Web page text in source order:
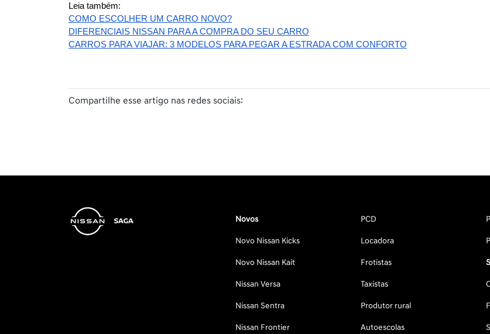
Leia também:
COMO ESCOLHER UM CARRO NOVO?
DIFERENCIAIS NISSAN PARA A COMPRA DO SEU CARRO
CARROS PARA VIAJAR: 3 MODELOS PARA PEGAR A ESTRADA COM CONFORTO
Compartilhe esse artigo nas redes sociais:
Novos
Novo Nissan Kicks
Novo Nissan Kait
Nissan Versa
Nissan Sentra
Nissan Frontier
PCD
Locadora
Frotistas
Taxistas
Produtor rural
Autoescolas